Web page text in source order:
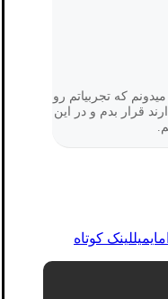
که تجربیاتم رو
قرار بدم و در این
ایمیللینک کوتاه